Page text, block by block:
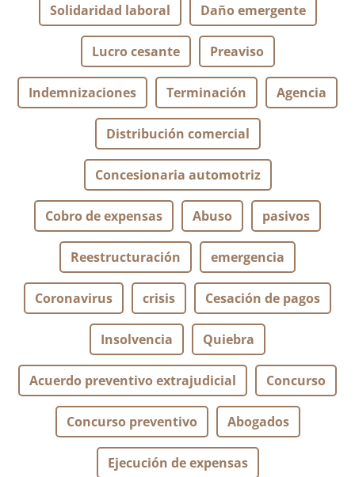
Solidaridad laboral Daño emergente
Lucro cesante Preaviso
Indemnizaciones Terminación Agencia
Distribución comercial
Concesionaria automotriz
Cobro de expensas Abuso pasivos
Reestructuración emergencia
Coronavirus crisis Cesación de pagos
Insolvencia Quiebra
Acuerdo preventivo extrajudicial Concurso
Concurso preventivo Abogados
Ejecución de expensas